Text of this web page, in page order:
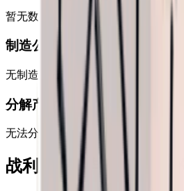
暂无数据
制造公式
无制造配方
分解产物
无法分解
战利品掉落与难度等级